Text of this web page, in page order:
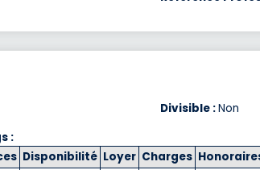
Divisible :Non
:
Disponibilité Loyer Charges